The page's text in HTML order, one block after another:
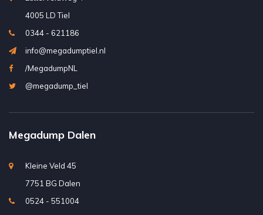
4005 LD Tiel
0344 - 621186
info@megadumptiel.nl
/MegadumpNL
@megadump_tiel
Megadump Dalen
Kleine Veld 45
7751 BG Dalen
0524 - 551004